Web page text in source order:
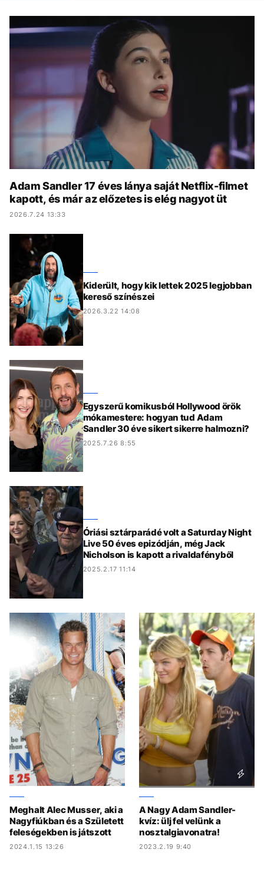
ÉLETMÓD DESIGN
BESZÉLGETÉSEK ARCOK
VIDEÓ TÖRTÉNETEK
GASZTRO
Adam Sandler 17 éves lánya saját Netflix-filmet
kapott, és már az előzetes is elég nagyot üt
2026.7.24 13:33
Kiderült, hogy kik lettek 2025 legjobban
kereső színészei
2026.3.22 14:08
Egyszerű komikusból Hollywood örök
mókamestere: hogyan tud Adam
Sandler 30 éve sikert sikerre halmozni?
2025.7.26 8:55
Óriási sztárparádé volt a Saturday Night
Live 50 éves epizódján, még Jack
Nicholson is kapott a rivaldafényből
2025.2.17 11:14
Meghalt Alec Musser, aki a
Nagyfiúkban és a Született
feleségekben is játszott
2024.1.15 13:26
A Nagy Adam Sandler-
kvíz: ülj fel velünk a
nosztalgiavonatra!
2023.2.19 9:40